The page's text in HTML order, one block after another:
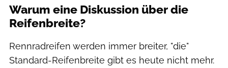
Warum eine Diskussion über die
Reifenbreite?
Rennradreifen werden immer breiter, "die"
Standard-Reifenbreite gibt es heute nicht mehr.